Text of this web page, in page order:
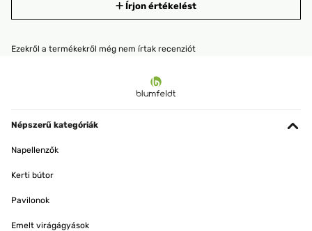
Írjon értékelést
Ezekről a termékekről még nem írtak recenziót
Népszerű kategóriák
Napellenzők
Kerti bútor
Pavilonok
Emelt virágágyások